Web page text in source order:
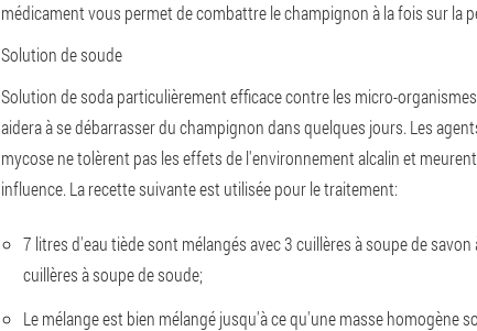
médicament vous permet de combattre le champignon à la fois sur la
Solution de soude
Solution de soda particulièrement efficace contre les micro-
aidera à se débarrasser du champignon dans quelques jours. Les
mycose ne tolèrent pas les effets de l'environnement alcalin et
influence. La recette suivante est utilisée pour le traitement:
7 litres d'eau tiède sont mélangés avec 3 cuillères à soupe de savon
cuillères à soupe de soude;
Le mélange est bien mélangé jusqu'à ce qu'une masse homogène